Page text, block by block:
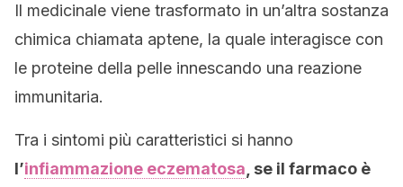
Il medicinale viene trasformato in un’altra sostanza
chimica chiamata aptene, la quale interagisce con
le proteine della pelle innescando una reazione
immunitaria.
Tra i sintomi più caratteristici si hanno
l’infiammazione eczematosa , se il farmaco è